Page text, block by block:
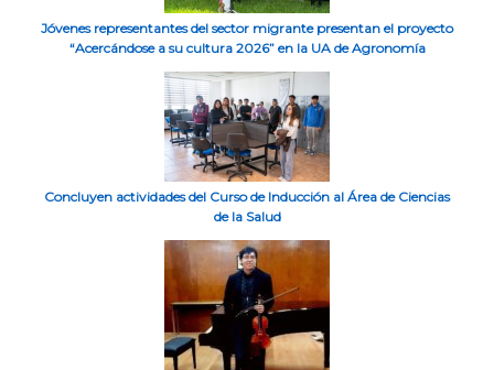
Jóvenes representantes del sector migrante presentan el proyecto
“Acercándose a su cultura 2026” en la UA de Agronomía
Concluyen actividades del Curso de Inducción al Área de Ciencias
de la Salud